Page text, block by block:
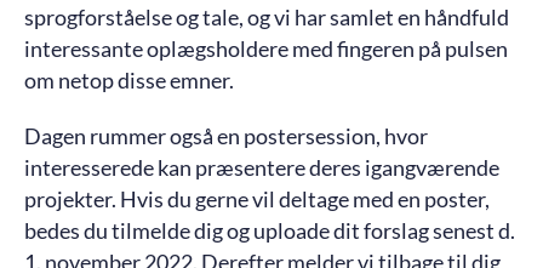
sprogforståelse og tale, og vi har samlet en håndfuld
interessante oplægsholdere med fingeren på pulsen
om netop disse emner.
Dagen rummer også en postersession, hvor
interesserede kan præsentere deres igangværende
projekter. Hvis du gerne vil deltage med en poster,
bedes du tilmelde dig og uploade dit forslag senest d.
1. november 2022. Derefter melder vi tilbage til dig